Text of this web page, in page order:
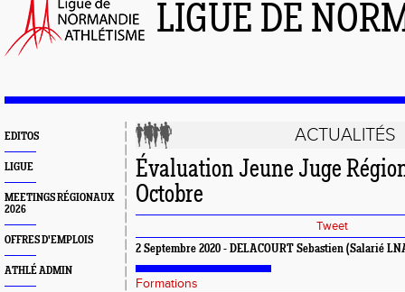
LIGUE DE
EDITOS
LIGUE
MEETINGS RÉGIONAUX
2026
OFFRES D'EMPLOIS
ATHLÉ ADMIN
ACTUALITÉS
Évaluation Jeune Juge
Octobre
Tweet
2 Septembre 2020 - DELACOURT Sebastien (Salarié
Formations